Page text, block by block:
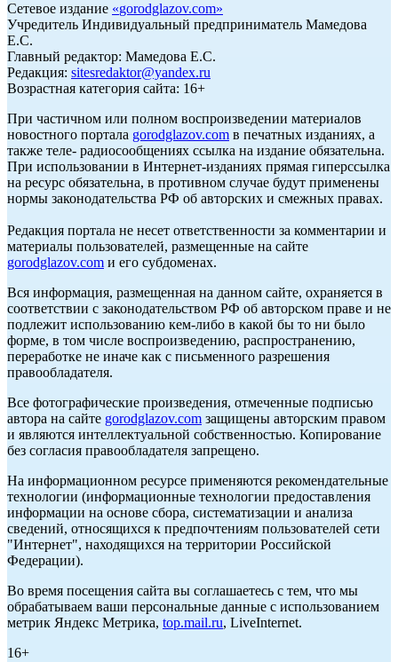
Сетевое издание «gorodglazov.com»
Учредитель Индивидуальный предприниматель Мамедова
Е.С.
Главный редактор: Мамедова Е.С.
Редакция: sitesredaktor@yandex.ru
Возрастная категория сайта: 16+
При частичном или полном воспроизведении материалов
новостного портала gorodglazov.com в печатных изданиях, а
также теле- радиосообщениях ссылка на издание обязательна.
При использовании в Интернет-изданиях прямая гиперссылка
на ресурс обязательна, в противном случае будут применены
нормы законодательства РФ об авторских и смежных правах.
Редакция портала не несет ответственности за комментарии и
материалы пользователей, размещенные на сайте
gorodglazov.com и его субдоменах.
Вся информация, размещенная на данном сайте, охраняется в
соответствии с законодательством РФ об авторском праве и не
подлежит использованию кем-либо в какой бы то ни было
форме, в том числе воспроизведению, распространению,
переработке не иначе как с письменного разрешения
правообладателя.
Все фотографические произведения, отмеченные подписью
автора на сайте gorodglazov.com защищены авторским правом
и являются интеллектуальной собственностью. Копирование
без согласия правообладателя запрещено.
На информационном ресурсе применяются рекомендательные
технологии (информационные технологии предоставления
информации на основе сбора, систематизации и анализа
сведений, относящихся к предпочтениям пользователей сети
"Интернет", находящихся на территории Российской
Федерации).
Во время посещения сайта вы соглашаетесь с тем, что мы
обрабатываем ваши персональные данные с использованием
метрик Яндекс Метрика, top.mail.ru, LiveInternet.
16+